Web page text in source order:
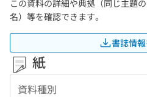
この資料の詳細や典拠（同じ主題
名）等を確認できます。
書誌情
紙
資料種別